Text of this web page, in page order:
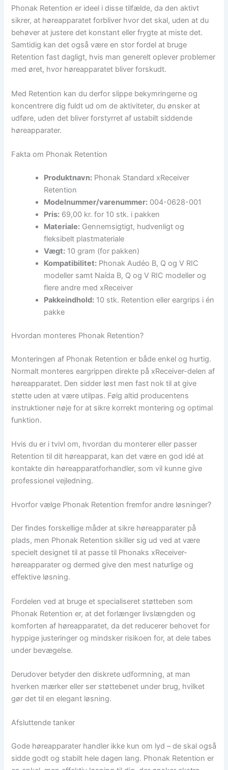
Phonak Retention er ideel i disse tilfælde, da den aktivt
sikrer, at høreapparatet forbliver hvor det skal, uden at du
behøver at justere det konstant eller frygte at miste det.
Samtidig kan det også være en stor fordel at bruge
Retention fast dagligt, hvis man generelt oplever problemer
med øret, hvor høreapparatet bliver forskudt.
Med Retention kan du derfor slippe bekymringerne og
koncentrere dig fuldt ud om de aktiviteter, du ønsker at
udføre, uden det bliver forstyrret af ustabilt siddende
høreapparater.
Fakta om Phonak Retention
Produktnavn: Phonak Standard xReceiver
Retention
Modelnummer/varenummer: 004-0628-001
Pris: 69,00 kr. for 10 stk. i pakken
Materiale: Gennemsigtigt, hudvenligt og
fleksibelt plastmateriale
Vægt: 10 gram (for pakken)
Kompatibilitet: Phonak Audéo B, Q og V RIC
modeller samt Naída B, Q og V RIC modeller og
flere andre med xReceiver
Pakkeindhold: 10 stk. Retention eller eargrips i én
pakke
Hvordan monteres Phonak Retention?
Monteringen af Phonak Retention er både enkel og hurtig.
Normalt monteres eargrippen direkte på xReceiver-delen af
høreapparatet. Den sidder løst men fast nok til at give
støtte uden at være utilpas. Følg altid producentens
instruktioner nøje for at sikre korrekt montering og optimal
funktion.
Hvis du er i tvivl om, hvordan du monterer eller passer
Retention til dit høreapparat, kan det være en god idé at
kontakte din høreapparatforhandler, som vil kunne give
professionel vejledning.
Hvorfor vælge Phonak Retention fremfor andre løsninger?
Der findes forskellige måder at sikre høreapparater på
plads, men Phonak Retention skiller sig ud ved at være
specielt designet til at passe til Phonaks xReceiver-
høreapparater og dermed give den mest naturlige og
effektive løsning.
Fordelen ved at bruge et specialiseret støtteben som
Phonak Retention er, at det forlænger livslængden og
komforten af høreapparatet, da det reducerer behovet for
hyppige justeringer og mindsker risikoen for, at dele tabes
under bevægelse.
Derudover betyder den diskrete udformning, at man
hverken mærker eller ser støttebenet under brug, hvilket
gør det til en elegant løsning.
Afsluttende tanker
Gode høreapparater handler ikke kun om lyd – de skal også
sidde godt og stabilt hele dagen lang. Phonak Retention er